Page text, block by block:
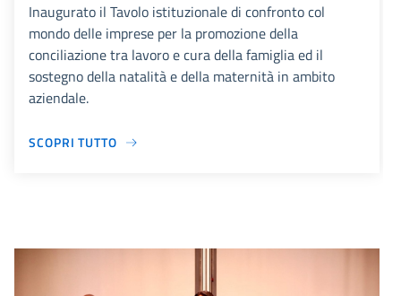
Inaugurato il Tavolo istituzionale di confronto col
mondo delle imprese per la promozione della
conciliazione tra lavoro e cura della famiglia ed il
sostegno della natalità e della maternità in ambito
aziendale.
SCOPRI TUTTO